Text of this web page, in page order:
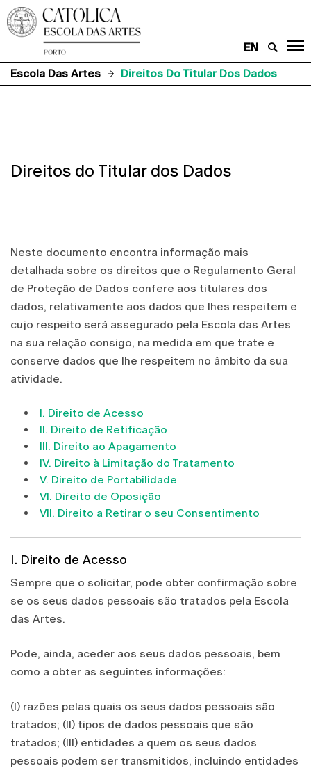
EN
Escola Das Artes
Direitos Do Titular Dos Dados
Direitos do Titular dos Dados
Neste documento encontra informação mais
detalhada sobre os direitos que o Regulamento Geral
de Proteção de Dados confere aos titulares dos
dados, relativamente aos dados que lhes respeitem e
cujo respeito será assegurado pela Escola das Artes
na sua relação consigo, na medida em que trate e
conserve dados que lhe respeitem no âmbito da sua
atividade.
I. Direito de Acesso
II. Direito de Retificação
III. Direito ao Apagamento
IV. Direito à Limitação do Tratamento
V. Direito de Portabilidade
VI. Direito de Oposição
VII. Direito a Retirar o seu Consentimento
I. Direito de Acesso
Sempre que o solicitar, pode obter confirmação sobre
se os seus dados pessoais são tratados pela Escola
das Artes.
Pode, ainda, aceder aos seus dados pessoais, bem
como a obter as seguintes informações:
(I) razões pelas quais os seus dados pessoais são
tratados; (II) tipos de dados pessoais que são
tratados; (III) entidades a quem os seus dados
pessoais podem ser transmitidos, incluindo entidades